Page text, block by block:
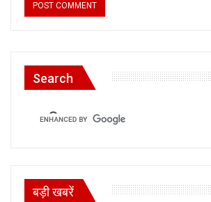
Search
बड़ी खबरें